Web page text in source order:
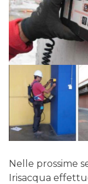
Nelle prossime
Irisacqua